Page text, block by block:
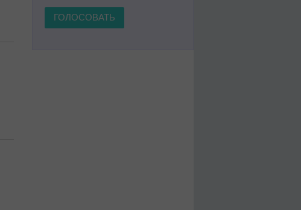
ГОЛОСОВАТЬ